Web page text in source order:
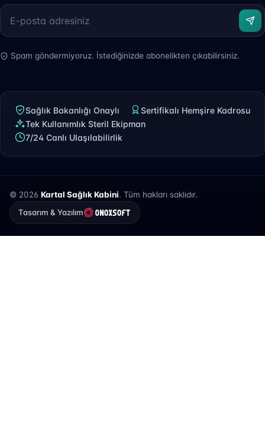
Spam göndermiyoruz. İstediğinizde abonelikten çıkabilirsiniz.
Sağlık Bakanlığı Onaylı
Sertifikalı Hemşire Kadrosu
Tek Kullanımlık Steril Ekipman
7/24 Canlı Ulaşılabilirlik
© 2026 Kartal Sağlık Kabini. Tüm hakları saklıdır.
Tasarım & Yazılım